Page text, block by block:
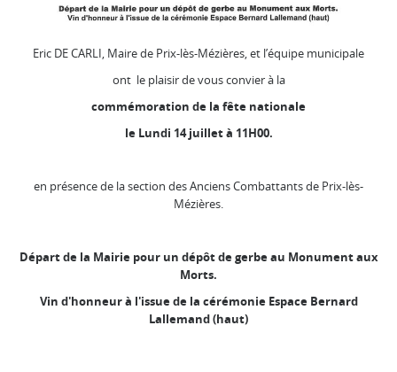
Eric DE CARLI, Maire de Prix-lès-Mézières, et l’équipe municipale
ont le plaisir de vous convier à la
commémoration de la fête nationale
le Lundi 14 juillet à 11H00.
en présence de la section des Anciens Combattants de Prix-lès-
Mézières.
Départ de la Mairie pour un dépôt de gerbe au Monument aux
Morts.
Vin d'honneur à l'issue de la cérémonie Espace Bernard
Lallemand (haut)